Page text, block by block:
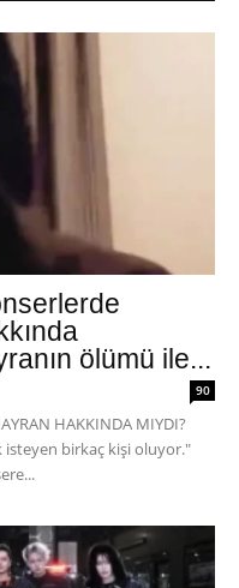
ölümü ile...
90
HAKKINDA MIYDI?
isteyen birkaç kişi oluyor."